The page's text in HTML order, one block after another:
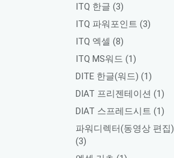
ITQ 한글 (3)
ITQ 파워포인트 (3)
ITQ 엑셀 (8)
ITQ MS워드 (1)
DITE 한글(워드) (1)
DIAT 프리젠테이션 (1)
DIAT 스프레드시트 (1)
파워디렉터(동영상 편집)
(3)